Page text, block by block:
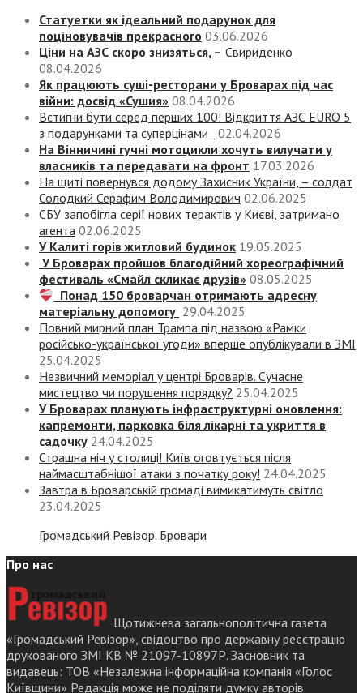
Статуетки як ідеальний подарунок для
поціновувачів прекрасного 03.06.2026
Ціни на АЗС скоро знизяться, – Свириденко
08.04.2026
Як працюють суші-ресторани у Броварах під час
війни: досвід «Сушия» 08.04.2026
Встигни бути серед перших 100! Відкриття АЗС EURO 5
з подарунками та суперцінами
02.04.2026
На Вінничині гучні мотоцикли хочуть вилучати у
власників та передавати на фронт 17.03.2026
На щиті повернувся додому Захисник України, – солдат
Солодкий Серафим Володимирович 02.06.2025
СБУ запобігла серії нових терактів у Києві, затримано
агента 02.06.2025
У Калиті горів житловий будинок 19.05.2025
У Броварах пройшов благодійний хореографічний
фестиваль «Смайл скликає друзів» 08.05.2025
Понад 150 броварчан отримають адресну
матеріальну допомогу 29.04.2025
Повний мирний план Трампа під назвою «‎Рамки
російсько-української угоди» вперше опублікували в ЗМІ
25.04.2025
Незвичний меморіал у центрі Броварів. Сучасне
мистецтво чи порушення порядку? 25.04.2025
У Броварах планують інфраструктурні оновлення:
капремонти, парковка біля лікарні та укриття в
садочку 24.04.2025
Страшна ніч у столиці! Київ оговтується після
наймасштабнішої атаки з початку року! 24.04.2025
Завтра в Броварській громаді вимикатимуть світло
23.04.2025
Громадський Ревізор. Бровари
Про нас
Щотижнева загальнополітична газета
«Громадський Ревізор», свідоцтво про державну реєстрацію
друкованого ЗМІ КВ № 21097-10897Р. Засновник та
видавець: ТОВ «Незалежна інформаційна компанія «Голос
Київщини» Редакція може не поділяти думку авторів